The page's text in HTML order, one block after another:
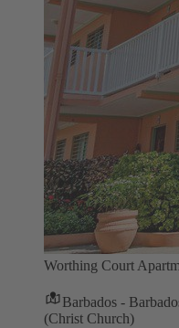
Worthing Court
Barbados -
(Christ Church)